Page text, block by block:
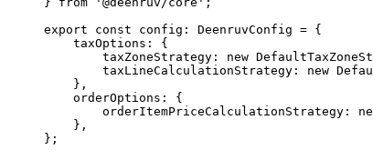
export const config : DeenruvConfig = {
    taxOptions: {
        taxZoneStrategy:
new
        taxLineCalculationStrategy:
new
    },
    orderOptions: {
        orderItemPriceCalculationStrategy:
    },
};